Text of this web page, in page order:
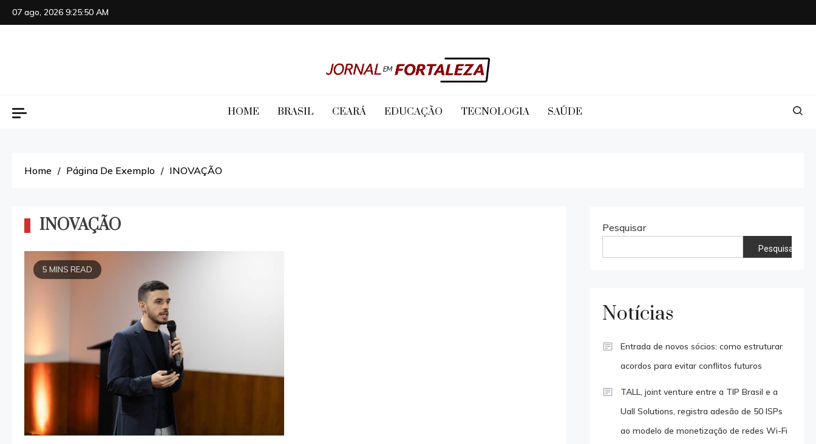
Skip
to
07 ago, 2026 9:25:50 AM
Jornal em Fortaleza
HOME BRASIL CEARÁ EDUCAÇÃO TECNOLOGIA SAÚDE
Home Página De Exemplo INOVAÇÃO
INOVAÇÃO
5 MINS READ
Pesquisar
Pesquisar
Notícias
Entrada de novos sócios: como estruturar
acordos para evitar conflitos futuros
TALL, joint venture entre a TIP Brasil e a
Uall Solutions, registra adesão de 50 ISPs
ao modelo de monetização de redes Wi-Fi